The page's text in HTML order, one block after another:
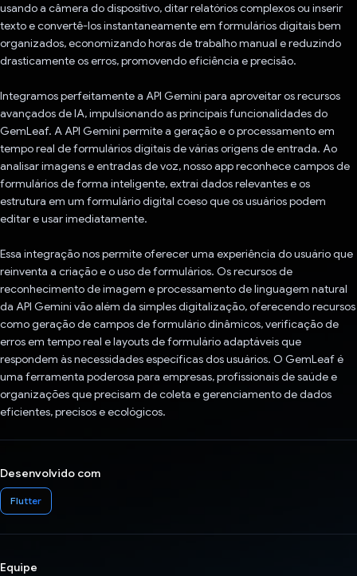
usando a câmera do dispositivo, ditar relatórios complexos ou inserir
texto e convertê-los instantaneamente em formulários digitais bem
organizados, economizando horas de trabalho manual e reduzindo
drasticamente os erros, promovendo eficiência e precisão.
Integramos perfeitamente a API Gemini para aproveitar os recursos
avançados de IA, impulsionando as principais funcionalidades do
GemLeaf. A API Gemini permite a geração e o processamento em
tempo real de formulários digitais de várias origens de entrada. Ao
analisar imagens e entradas de voz, nosso app reconhece campos de
formulários de forma inteligente, extrai dados relevantes e os
estrutura em um formulário digital coeso que os usuários podem
editar e usar imediatamente.
Essa integração nos permite oferecer uma experiência do usuário que
reinventa a criação e o uso de formulários. Os recursos de
reconhecimento de imagem e processamento de linguagem natural
da API Gemini vão além da simples digitalização, oferecendo recursos
como geração de campos de formulário dinâmicos, verificação de
erros em tempo real e layouts de formulário adaptáveis que
respondem às necessidades específicas dos usuários. O GemLeaf é
uma ferramenta poderosa para empresas, profissionais de saúde e
organizações que precisam de coleta e gerenciamento de dados
eficientes, precisos e ecológicos.
Desenvolvido com
Flutter
Equipe